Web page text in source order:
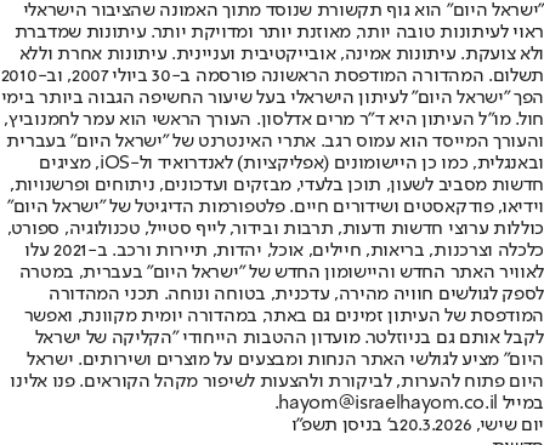
"ישראל היום" הוא גוף תקשורת שנוסד מתוך האמונה שהציבור הישראלי
ראוי לעיתונות טובה יותר, מאוזנת יותר ומדויקת יותר. עיתונות שמדברת
ולא צועקת. עיתונות אמינה, אובייקטיבית ועניינית. עיתונות אחרת וללא
תשלום. המהדורה המודפסת הראשונה פורסמה ב-30 ביולי 2007, וב-2010
הפך "ישראל היום" לעיתון הישראלי בעל שיעור החשיפה הגבוה ביותר בימי
חול. מו"ל העיתון היא ד"ר מרים אדלסון. העורך הראשי הוא עמר לחמנוביץ,
והעורך המייסד הוא עמוס רגב. אתרי האינטרנט של "ישראל היום" בעברית
ובאנגלית, כמו כן היישומונים (אפליקציות) לאנדרואיד ול-iOS, מציגים
חדשות מסביב לשעון, תוכן בלעדי, מבזקים ועדכונים, ניתוחים ופרשנויות,
וידיאו, פודקאסטים ושידורים חיים. פלטפורמות הדיגיטל של "ישראל היום"
כוללות ערוצי חדשות ודעות, תרבות ובידור, לייף סטייל, טכנולוגיה, ספורט,
כלכלה וצרכנות, בריאות, חיילים, אוכל, יהדות, תיירות ורכב. ב-2021 עלו
לאוויר האתר החדש והיישומון החדש של "ישראל היום" בעברית, במטרה
לספק לגולשים חוויה מהירה, עדכנית, בטוחה ונוחה. תכני המהדורה
המודפסת של העיתון זמינים גם באתר, במהדורה יומית מקוונת, ואפשר
לקבל אותם גם בניוזלטר. מועדון ההטבות הייחודי "הקליקה של ישראל
היום" מציע לגולשי האתר הנחות ומבצעים על מוצרים ושירותים. ישראל
היום פתוח להערות, לביקורת ולהצעות לשיפור מקהל הקוראים. פנו אלינו
במייל hayom@israelhayom.co.il.
יום שישי, 20.3.2026
ב' בניסן תשפ"ו